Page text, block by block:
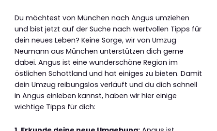
Du möchtest von München nach Angus umziehen
und bist jetzt auf der Suche nach wertvollen Tipps für
dein neues Leben? Keine Sorge, wir von Umzug
Neumann aus München unterstützen dich gerne
dabei. Angus ist eine wunderschöne Region im
östlichen Schottland und hat einiges zu bieten. Damit
dein Umzug reibungslos verläuft und du dich schnell
in Angus einleben kannst, haben wir hier einige
wichtige Tipps für dich: